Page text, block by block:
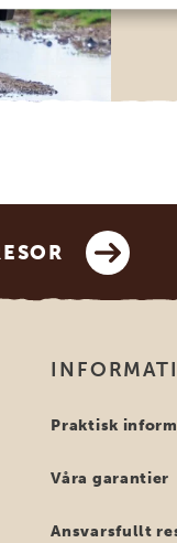
Praktisk
Våra garantier
Ansvarsfullt